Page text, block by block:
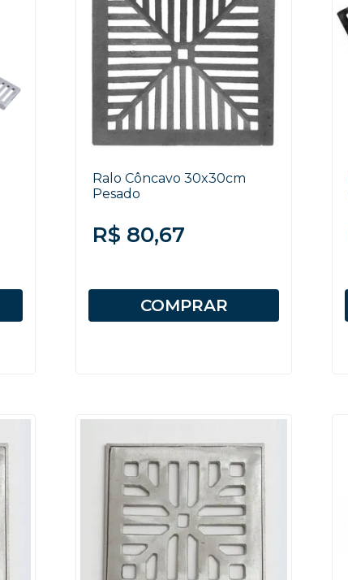
Ralo Côncavo 30x30cm
Pesado
R$ 80,67
COMPRAR